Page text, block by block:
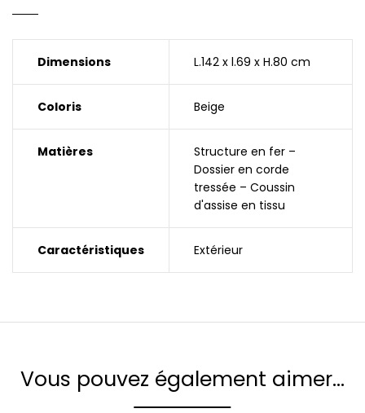
Dimensions L.142 x l.69 x H.80 cm
Coloris Beige
Matières
Structure en fer –
Dossier en corde
tressée – Coussin
d'assise en tissu
Caractéristiques Extérieur
Vous pouvez également aimer…